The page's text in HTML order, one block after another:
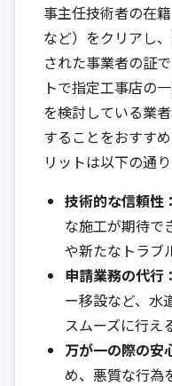
事主任技術者の在
など）をクリアし
された事業者の証
トで指定工事店の
を検討している業
することをおすす
リットは以下の通り
技術的な信頼性：
な施工が期待で
や新たなトラブ
申請業務の代行：
ー移設など、水
スムーズに行え
万が一の際の安
め、悪質な行為